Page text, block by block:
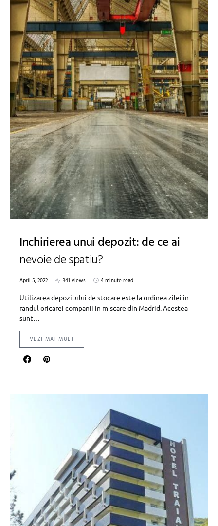
Inchirierea unui depozit: de ce ai
nevoie de spatiu?
April 5, 2022 341 views
4 minute read
Utilizarea depozitului de stocare este la ordinea zilei in
randul oricarei companii in miscare din Madrid. Acestea
sunt…
VEZI MAI MULT